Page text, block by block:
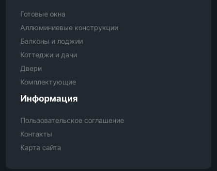
Готовые окна
Аллюминиевые конструкции
Балконы и лоджии
Коттеджи и дачи
Двери
Комплектующие
Информация
Пользовательское соглашение
Контакты
Карта сайта